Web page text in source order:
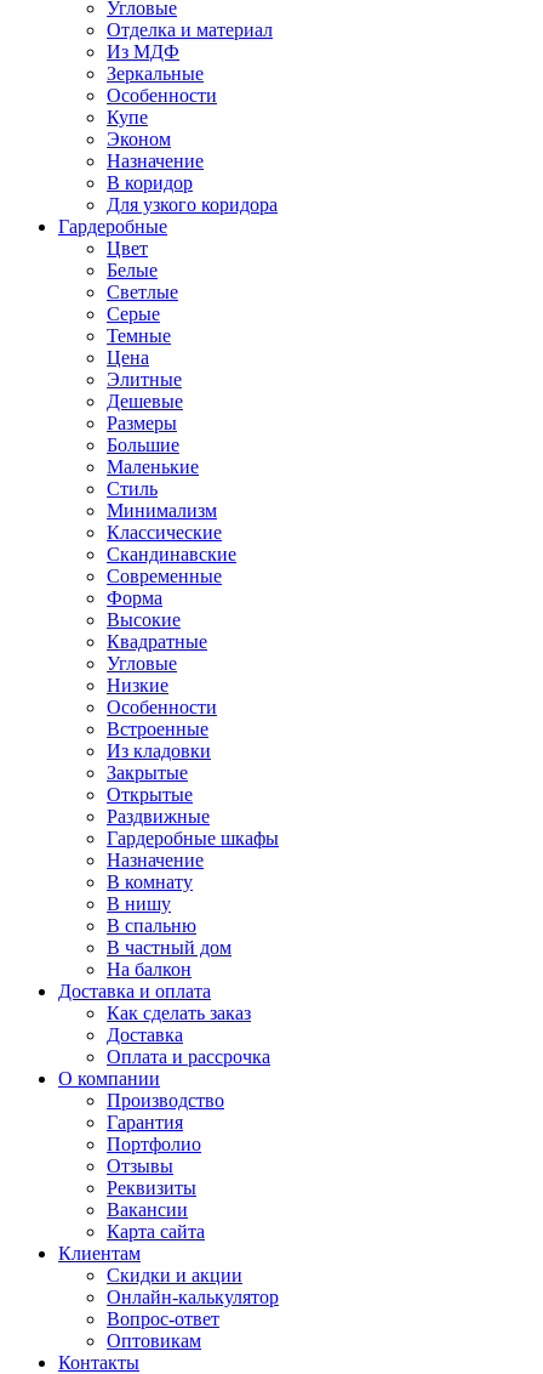
Угловые
Отделка и материал
Из МДФ
Зеркальные
Особенности
Купе
Эконом
Назначение
В коридор
Для узкого коридора
Гардеробные
Цвет
Белые
Светлые
Серые
Темные
Цена
Элитные
Дешевые
Размеры
Большие
Маленькие
Стиль
Минимализм
Классические
Скандинавские
Современные
Форма
Высокие
Квадратные
Угловые
Низкие
Особенности
Встроенные
Из кладовки
Закрытые
Открытые
Раздвижные
Гардеробные шкафы
Назначение
В комнату
В нишу
В спальню
В частный дом
На балкон
Доставка и оплата
Как сделать заказ
Доставка
Оплата и рассрочка
О компании
Производство
Гарантия
Портфолио
Отзывы
Реквизиты
Вакансии
Карта сайта
Клиентам
Скидки и акции
Онлайн-калькулятор
Вопрос-ответ
Оптовикам
Контакты